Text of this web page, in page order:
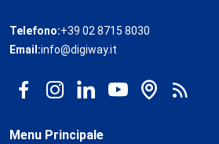
Telefono:+39 02 8715 8030
Email:info@digiway.it
Menu Principale